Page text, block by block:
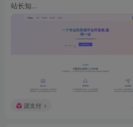
站长知...
源支付